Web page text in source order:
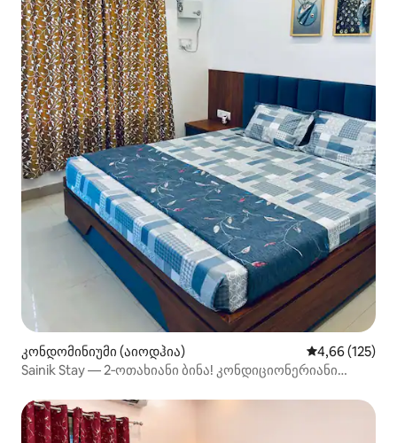
კონდომინიუმი (აიოდჰია) საშუალო
4,66 (125)
Sainik Stay — 2‑ოთახიანი ბინა! კონდიციონერიანი